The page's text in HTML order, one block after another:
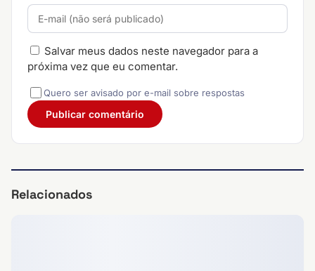
Salvar meus dados neste navegador para a
próxima vez que eu comentar.
Quero ser avisado por e-mail sobre respostas
Relacionados